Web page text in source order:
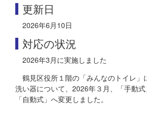
更新日
2026年6月10日
対応の状況
2026年3月に実施しました
鶴見区役所１階の「みんなのトイレ」
洗い器について、2026年３月、「手動
「自動式」へ変更しました。